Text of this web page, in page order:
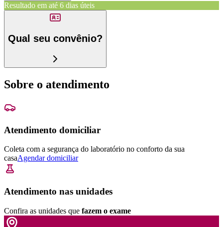
Resultado em até 6 dias úteis
Qual seu convênio?
Sobre o atendimento
Atendimento domiciliar
Coleta com a segurança do laboratório no conforto da sua
casaAgendar domiciliar
Atendimento nas unidades
Confira as unidades que fazem o exame